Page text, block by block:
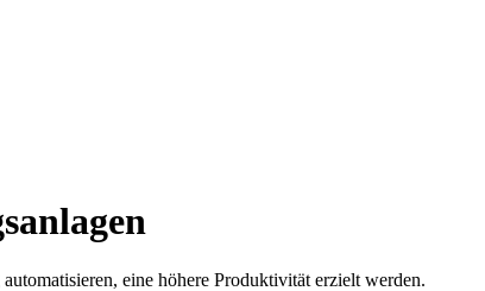
eine höhere Produktivität erzielt werden.